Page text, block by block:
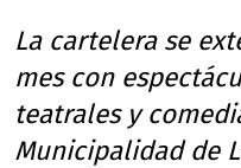
La cartelera se
mes con
teatrales y
Municipalidad de